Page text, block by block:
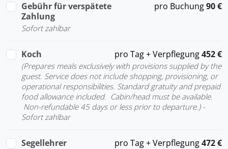
Gebühr für verspätete
Zahlung
Sofort zahlbar
pro Buchung90 €
Koch
(Prepares meals exclusively with provisions supplied by the
guest. Service does not include shopping, provisioning, or
operational responsibilities. Standard gratuity and prepaid
food allowance included. Cabin/head must be available.
Non-refundable 45 days or less prior to departure.) -
Sofort zahlbar
pro Tag + Verpflegung452 €
Segellehrer pro Tag + Verpflegung472 €